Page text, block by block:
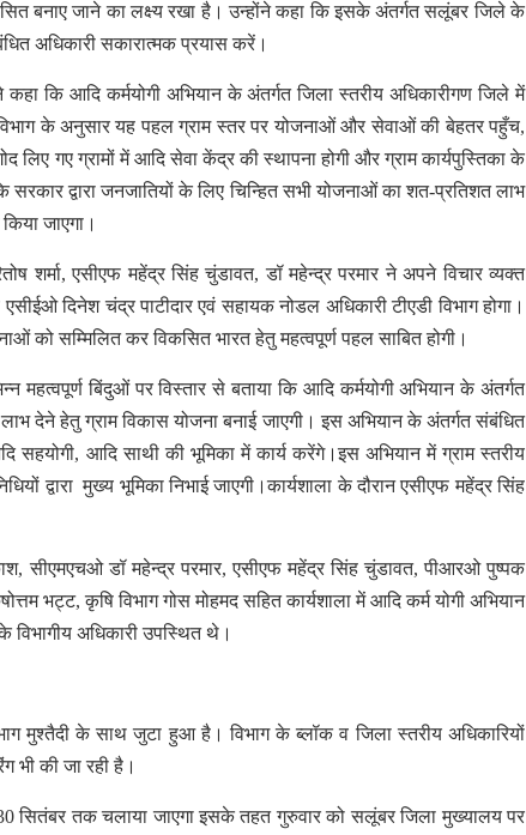
बनाए जाने का लक्ष्य रखा है। उन्होंने कहा कि इसके अंतर्गत सलूंबर जिले के
अधिकारी सकारात्मक प्रयास करें।
कि आदि कर्मयोगी अभियान के अंतर्गत जिला स्तरीय अधिकारीगण जिले में
के अनुसार यह पहल ग्राम स्तर पर योजनाओं और सेवाओं की बेहतर पहुँच,
गए ग्रामों में आदि सेवा केंद्र की स्थापना होगी और ग्राम कार्यपुस्तिका के
सरकार द्वारा जनजातियों के लिए चिन्हित सभी योजनाओं का शत-प्रतिशत लाभ
जाएगा।
शर्मा, एसीएफ महेंद्र सिंह चुंडावत, डॉ महेन्द्र परमार ने अपने विचार व्यक्त
दिनेश चंद्र पाटीदार एवं सहायक नोडल अधिकारी टीएडी विभाग होगा।
को सम्मिलित कर विकसित भारत हेतु महत्वपूर्ण पहल साबित होगी।
महत्वपूर्ण बिंदुओं पर विस्तार से बताया कि आदि कर्मयोगी अभियान के अंतर्गत
देने हेतु ग्राम विकास योजना बनाई जाएगी। इस अभियान के अंतर्गत संबंधित
सहयोगी, आदि साथी की भूमिका में कार्य करेंगे।इस अभियान में ग्राम स्तरीय
द्वारा मुख्य भूमिका निभाई जाएगी।कार्यशाला के दौरान एसीएफ महेंद्र सिंह
सीएमएचओ डॉ महेन्द्र परमार, एसीएफ महेंद्र सिंह चुंडावत, पीआरओ पुष्पक
भट्ट, कृषि विभाग गोस मोहमद सहित कार्यशाला में आदि कर्म योगी अभियान
विभागीय अधिकारी उपस्थित थे।
मुश्तैदी के साथ जुटा हुआ है। विभाग के ब्लॉक व जिला स्तरीय अधिकारियों
भी की जा रही है।
सितंबर तक चलाया जाएगा इसके तहत गुरुवार को सलूंबर जिला मुख्यालय पर